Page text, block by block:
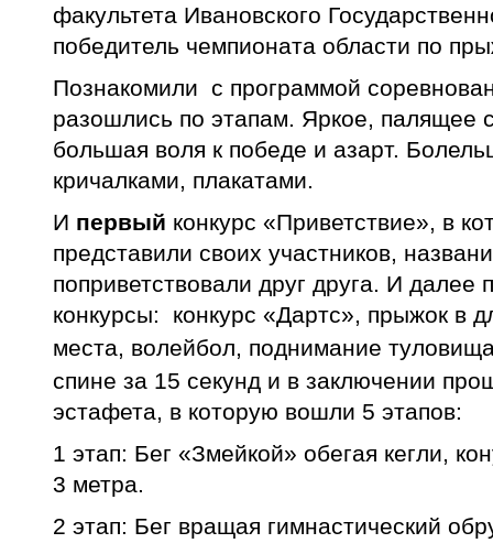
факультета Ивановского
победитель чемпионата области по
Познакомили с программой
разошлись по этапам. Яркое, палящее
большая воля к победе и азарт.
кричалками, плакатами.
И первый конкурс «Приветствие», в
представили своих участников,
поприветствовали друг друга. И
конкурсы: конкурс «Дартс», прыжок в
места, волейбол, поднимание
спине за 15 секунд и в заключении
эстафета, в которую вошли 5 этапов:
1 этап: Бег «Змейкой» обегая кегли,
3 метра.
2 этап: Бег вращая гимнастический